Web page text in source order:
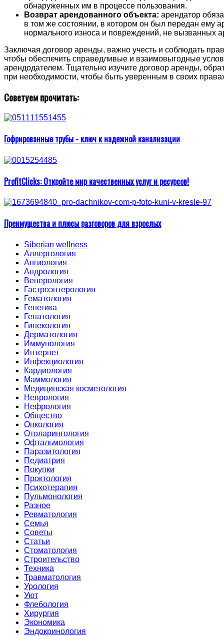
обнаруженных им в процессе пользования.
Возврат арендованного объекта: арендатор
в том же состоянии, в котором он был передан ему
нормального износа и повреждений, не вызванных
Заключая договор аренды, важно учесть и соблюдать
чтобы обеспечить справедливые и взаимовыгодные
арендодателем. Тщательно изучите договор аренды,
при необходимости, чтобы быть уверенным в своих
Советуем прочитать:
Гофрированные трубы - ключ к надежной канализации
ProfitClicks: Откройте мир качественных услуг и ресурсов!
Преимущества и плюсы разговоров для взрослых
Siberian wellness
Аллергология
Ангиология
Андрология
Венерология
Гастроэнтерология
Гематология
Генетика
Гепатология
Гинекология
Дерматология
Иммунология
Интернет
Инфекциология
Кардиология
Маммология
Медицинская косметология
Неврология
Нефрология
Общество
Онкология
Отоларингология
Офтальмология
Паразитология
Педиатрия
Покупки
Проктология
Психотерапия
Пульмонология
Разное
Ревматология
Семья
Советы
Статьи
Стоматология
Строительство
Техника
Травматология
Урология
Уют
Флебология
Хирургия
Экономика
Эндокринология